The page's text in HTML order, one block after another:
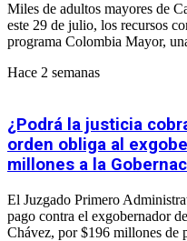
Miles de adultos mayores de
este 29 de julio, los recursos
programa Colombia Mayor,
Hace 2 semanas
¿Podrá la justicia
orden obliga al
millones a la
El Juzgado Primero
pago contra el exgobernador
Chávez, por $196 millones de